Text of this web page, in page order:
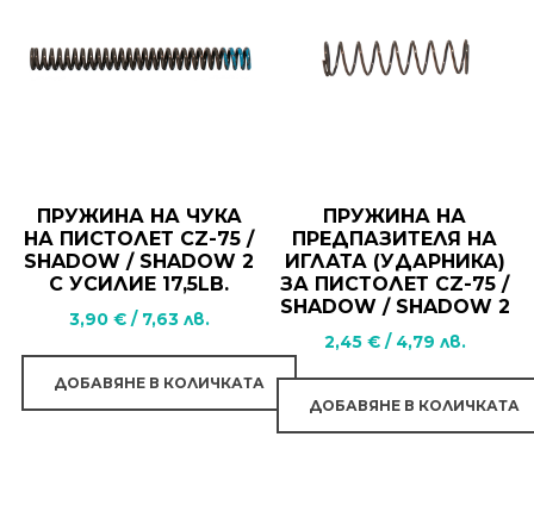
ПРУЖИНА НА ЧУКА
НА ПИСТОЛЕТ CZ-75 /
SHADOW / SHADOW 2
С УСИЛИЕ 17,5LB.
3,90 € / 7,63 лв.
ДОБАВЯНЕ В КОЛИЧКАТА
ПРУЖИНА НА
ПРЕДПАЗИТЕЛЯ НА
ИГЛАТА (УДАРНИКА)
ЗА ПИСТОЛЕТ CZ-75 /
SHADOW / SHADOW 2
2,45 € / 4,79 лв.
ДОБАВЯНЕ В КОЛИЧКАТА